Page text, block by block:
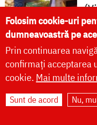
Folosim cookie-uri
dumneavoastră pe
Prin continuarea
confirmați acceptarea
cookie. Mai multe
Sunt de acord Nu,